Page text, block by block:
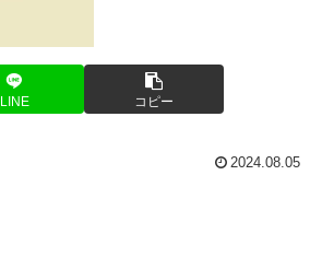
LINE コピー
2024.08.05